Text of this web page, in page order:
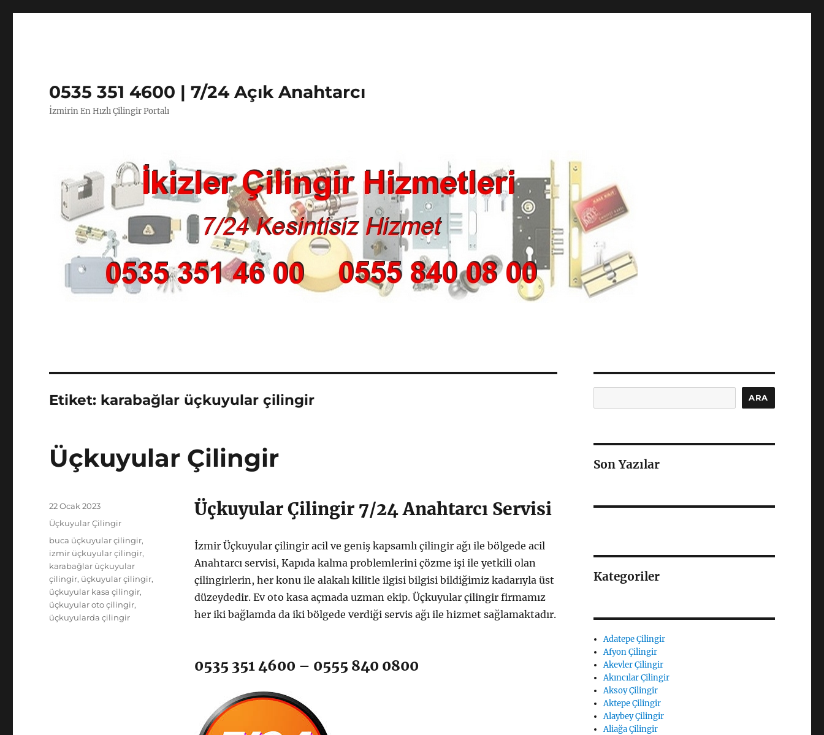
0535 351 4600 | 7/24 Açık Anahtarcı
İzmirin En Hızlı Çilingir Portalı
Etiket: karabağlar üçkuyular çilingir
Üçkuyular Çilingir
Üçkuyular Çilingir 7/24 Anahtarcı Servisi
İzmir Üçkuyular çilingir acil ve geniş kapsamlı çilingir ağı ile bölgede acil
Anahtarcı servisi, Kapıda kalma problemlerini çözme işi ile yetkili olan
çilingirlerin, her konu ile alakalı kilitle ilgisi bilgisi bildiğimiz kadarıyla üst
düzeydedir. Ev oto kasa açmada uzman ekip. Üçkuyular çilingir firmamız
her iki bağlamda da iki bölgede verdiği servis ağı ile hizmet sağlamaktadır.
0535 351 4600 – 0555 840 0800
Yayın
tarihi
22 Ocak 2023
Kategoriler
Üçkuyular Çilingir
Etiketler
buca üçkuyular çilingir,
izmir üçkuyular çilingir,
karabağlar üçkuyular
çilingir, üçkuyular çilingir,
üçkuyular kasa çilingir,
üçkuyular oto çilingir,
üçkuyularda çilingir
ARA
Son Yazılar
Kategoriler
Adatepe Çilingir
Afyon Çilingir
Akevler Çilingir
Akıncılar Çilingir
Aksoy Çilingir
Aktepe Çilingir
Alaybey Çilingir
Aliağa Çilingir